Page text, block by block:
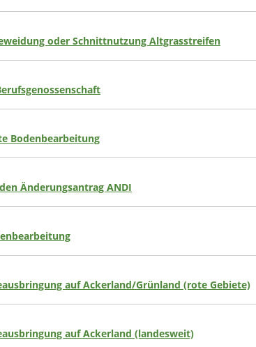
oder Schnittnutzung Altgrasstreifen
Bodenbearbeitung
Änderungsantrag ANDI
auf Ackerland/Grünland (rote Gebiete)
auf Ackerland (landesweit)